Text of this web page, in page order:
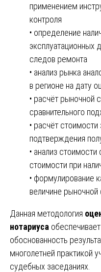
применением
контроля
• определение
эксплуатационных
следов ремонта
• анализ рынка
в регионе на дату
• расчёт рыночной
сравнительного
• расчёт
подтверждения
• анализ
стоимости при
• формулирование
величине рыночной
Данная методология
нотариуса
обоснованность
многолетней практикой
судебных заседаниях.